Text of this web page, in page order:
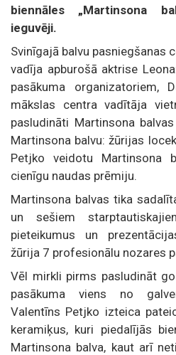
biennāles „Martinsona
ieguvēji.
Svinīgajā balvu pasniegšanas
vadīja apburošā aktrise
pasākuma organizatoriem,
mākslas centra vadītāja
pasludināti Martinsona
Martinsona balvu: žūrijas
Petjko veidotu Martinsona
cienīgu naudas prēmiju.
Martinsona balvas tika
un sešiem
pieteikumus un
žūrija 7 profesionālu nozares
Vēl mirkli pirms pasludināt
pasākuma viens no
Valentīns Petjko izteica
keramiķus, kuri piedalījās
Martinsona balva, kaut arī